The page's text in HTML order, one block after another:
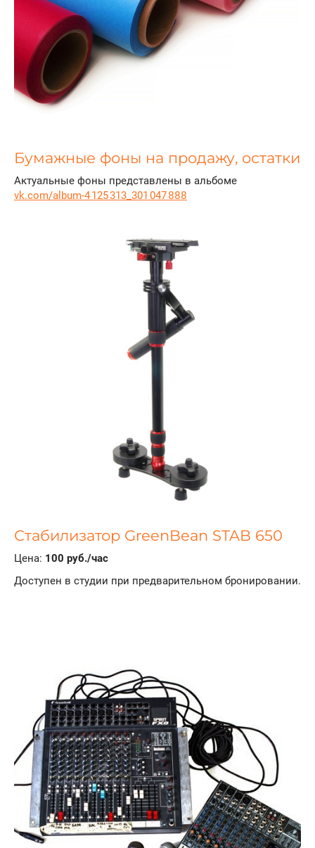
Бумажные фоны на продажу, остатки
Актуальные фоны представлены в альбоме
vk.com/album-4 125 313_301 047 888
Стабилизатор GreenBean STAB 650
Цена: 100 руб./час
Доступен в студии при предварительном бронировании.